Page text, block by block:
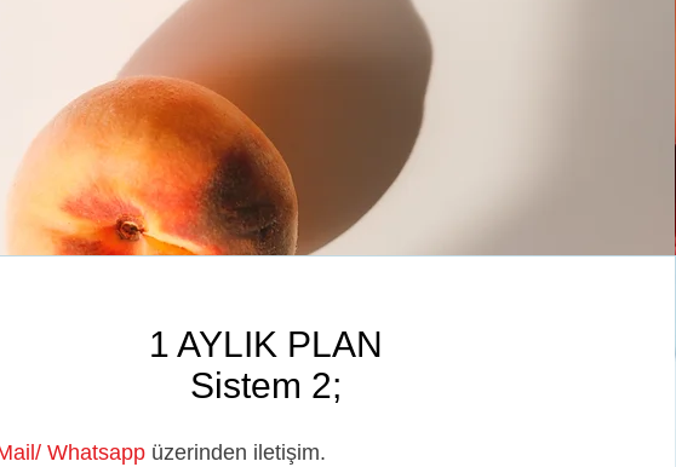
1 AYLIK PLAN
Sistem 2;
Whatsapp üzerinden iletişim.